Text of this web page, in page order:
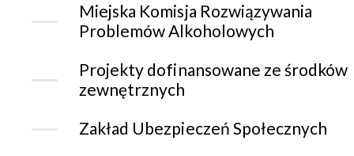
Miejska Komisja Rozwiązywania
Problemów Alkoholowych
Projekty dofinansowane ze środków
zewnętrznych
Zakład Ubezpieczeń Społecznych